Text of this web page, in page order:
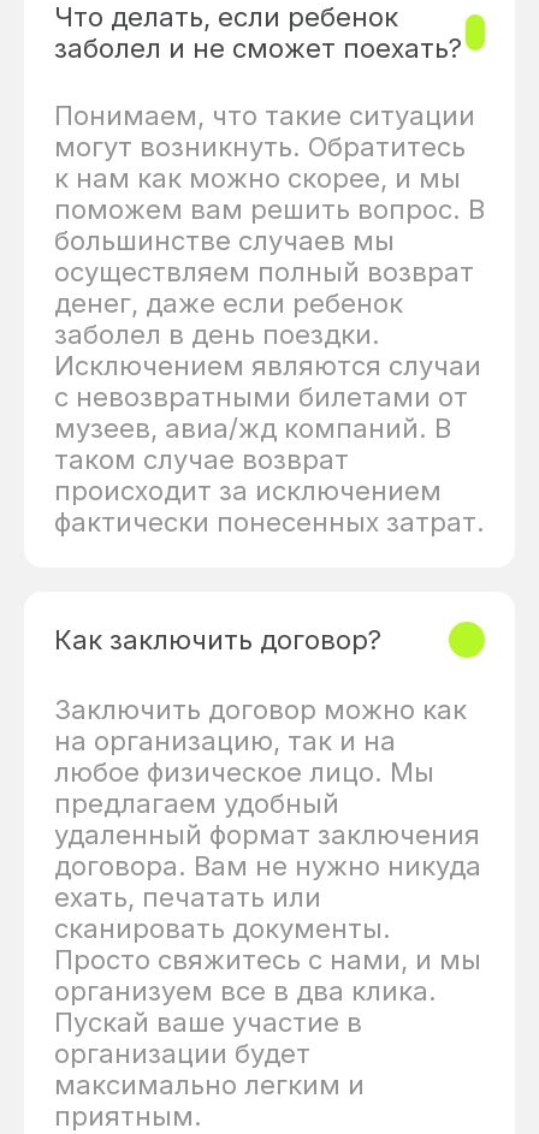
Что делать, если ребенок
заболел и не сможет поехать?
Понимаем, что такие ситуации
могут возникнуть. Обратитесь
к нам как можно скорее, и мы
поможем вам решить вопрос. В
большинстве случаев мы
осуществляем полный возврат
денег, даже если ребенок
заболел в день поездки.
Исключением являются случаи
с невозвратными билетами от
музеев, авиа/жд компаний. В
таком случае возврат
происходит за исключением
фактически понесенных затрат.
Как заключить договор?
Заключить договор можно как
на организацию, так и на
любое физическое лицо. Мы
предлагаем удобный
удаленный формат заключения
договора. Вам не нужно никуда
ехать, печатать или
сканировать документы.
Просто свяжитесь с нами, и мы
организуем все в два клика.
Пускай ваше участие в
организации будет
максимально легким и
приятным.